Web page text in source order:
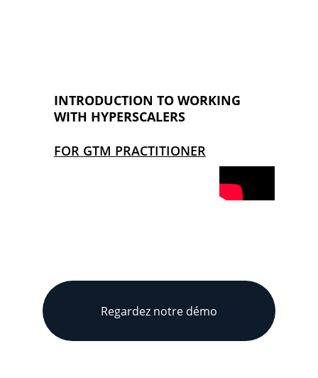
Regardez notre démo
FOR GTM PRACTITIONER
INTRODUCTION TO WORKING
WITH HYPERSCALERS